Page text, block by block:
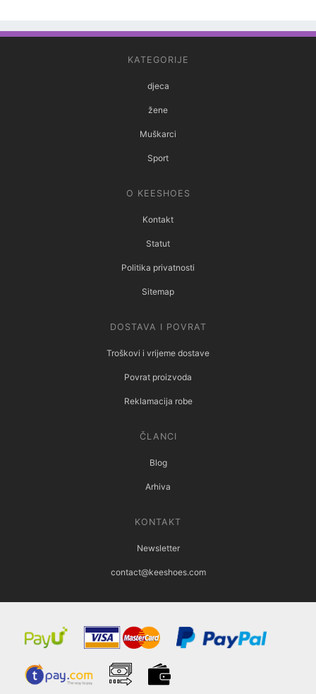
KATEGORIJE
djeca
žene
Muškarci
Sport
O KEESHOES
Kontakt
Statut
Politika privatnosti
Sitemap
DOSTAVA I POVRAT
Troškovi i vrijeme dostave
Povrat proizvoda
Reklamacija robe
ČLANCI
Blog
Arhiva
KONTAKT
Newsletter
contact@keeshoes.com